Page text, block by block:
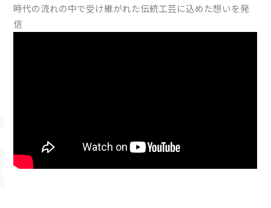
時代の流れの中で受け継がれた伝統工芸に込めた想いを発
信